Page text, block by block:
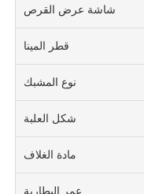
شاشة عرض القرص
قطر المينا
نوع المشبك
شكل العلبة
مادة الغلاف